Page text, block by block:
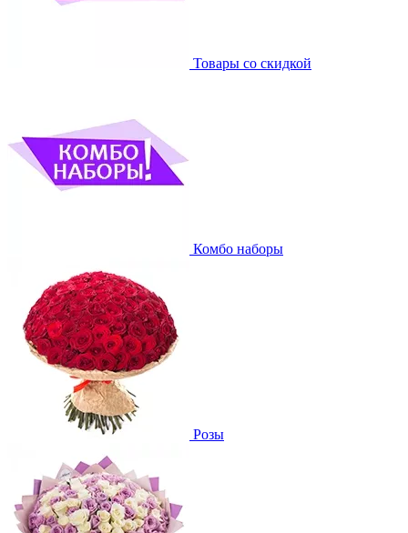
Товары со скидкой
Комбо наборы
Розы